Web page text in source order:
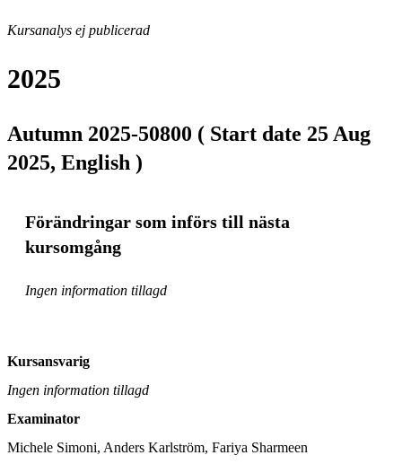
Kursanalys ej publicerad
2025
Autumn 2025-50800 ( Start date 25 Aug
2025, English )
Förändringar som införs till nästa
kursomgång
Ingen information tillagd
Kursansvarig
Ingen information tillagd
Examinator
Michele Simoni, Anders Karlström, Fariya Sharmeen